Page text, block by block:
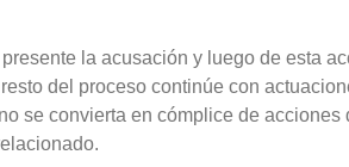
la acusación y luego de esta
del proceso continúe con
se convierta en cómplice de